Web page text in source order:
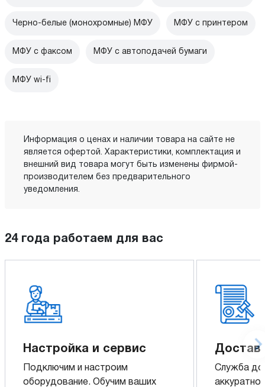
Черно-белые (монохромные) МФУ МФУ с принтером
МФУ с факсом МФУ с автоподачей бумаги
МФУ wi-fi
Информация о ценах и наличии товара на сайте не
является офертой. Характеристики, комплектация и
внешний вид товара могут быть изменены фирмой-
производителем без предварительного
уведомления.
24 года работаем для вас
Настройка и сервис
Подключим и настроим
оборудование. Обучим ваших
Служба
аккуратно